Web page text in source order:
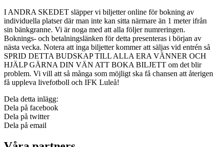
I ANDRA SKEDET släpper vi biljetter online för bokning av
individuella platser där man inte kan sitta närmare än 1 meter ifrån
sin bänkgranne. Vi är noga med att alla följer numreringen.
Boknings- och betalningslänken för detta presenteras i början av
nästa vecka. Notera att inga biljetter kommer att säljas vid entrén så
SPRID DETTA BUDSKAP TILL ALLA ERA VÄNNER OCH
HJÄLP GÄRNA DIN VÄN ATT BOKA BILJETT om det blir
problem. Vi vill att så många som möjligt ska få chansen att återigen
få uppleva livefotboll och IFK Luleå!
Dela detta inlägg:
Dela på facebook
Dela på twitter
Dela på email